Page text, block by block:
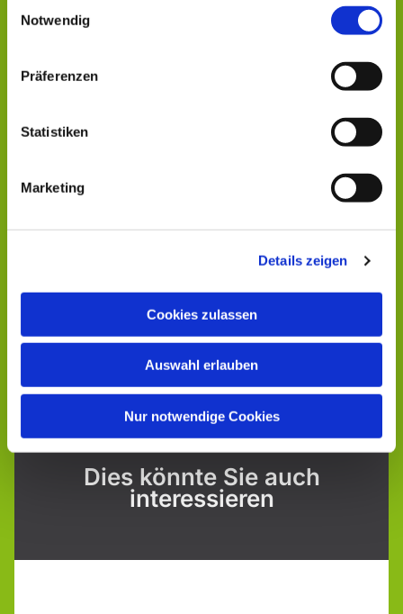
Notwendig
Präferenzen
Statistiken
Marketing
Details zeigen
Cookies zulassen
Auswahl erlauben
Nur notwendige Cookies
Dies könnte Sie auch
interessieren